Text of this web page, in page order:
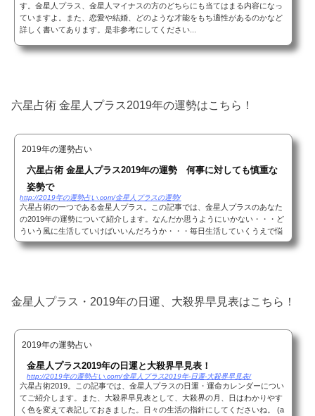
す。金星人プラス、金星人マイナスの方のどちらにも当てはまる内容になっ
ていますよ。また、恋愛や結婚、どのような才能をもち適性があるのかなど
詳しく書いてあります。是非参考にしてください...
六星占術 金星人プラス2019年の運勢はこちら！
2019年の運勢占い
六星占術 金星人プラス2019年の運勢 何事に対しても慎重な
姿勢で
http://2019年の運勢占い.com/金星人プラスの運勢/
六星占術の一つである金星人プラス。この記事では、金星人プラスのあなた
の2019年の運勢について紹介します。なんだか思うようにいかない・・・ど
ういう風に生活していけばいいんだろうか・・・毎日生活していくうえで悩
むことは日常茶飯事ですよね？そのなあなたの...
金星人プラス・2019年の日運、大殺界早見表はこちら！
2019年の運勢占い
金星人プラス2019年の日運と大殺界早見表！
http://2019年の運勢占い.com/金星人プラス2019年-日運-大殺界早見表/
六星占術2019。この記事では、金星人プラスの日運・運命カレンダーについ
てご紹介します。また、大殺界早見表として、大殺界の月、日はわかりやす
く色を変えて表記しておきました。日々の生活の指針にしてくださいね。 (a